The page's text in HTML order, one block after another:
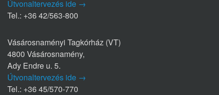
Útvonaltervezés ide →
Tel.: +36 42/563-800
Vásárosnaményi Tagkórház (VT)
4800 Vásárosnamény,
Ady Endre u. 5.
Útvonaltervezés ide →
Tel.: +36 45/570-770